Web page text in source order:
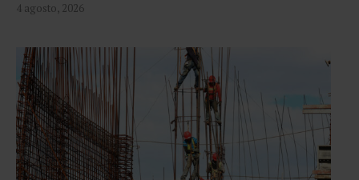
4 agosto, 2026